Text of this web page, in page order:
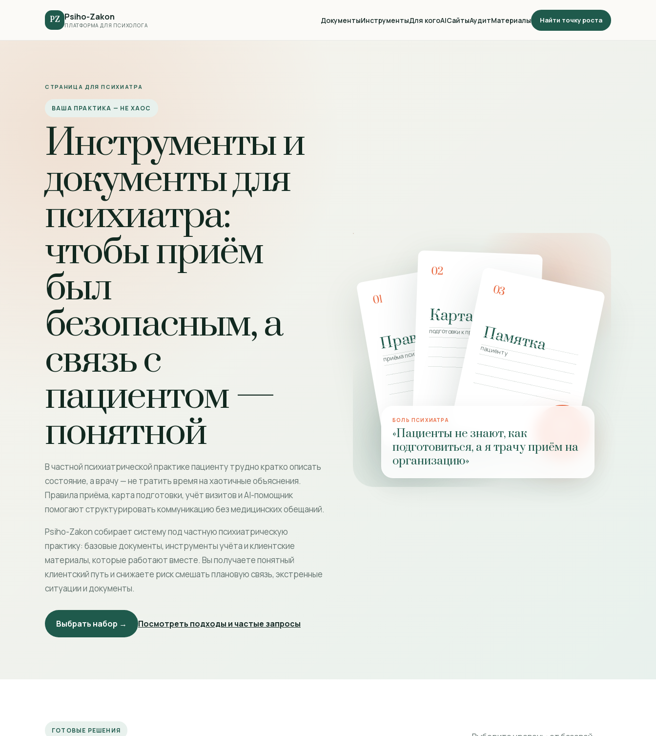
PZ Psiho-Zakon
ПЛАТФОРМА ДЛЯ ПСИХОЛОГА
ДокументыИнструментыДля когоAIСайтыАудитМатериалы Найти точку роста
СТРАНИЦА ДЛЯ ПСИХИАТРА
ВАША ПРАКТИКА — НЕ ХАОС
Инструменты и
документы для
психиатра:
чтобы приём
был
безопасным, а
связь с
пациентом —
понятной
В частной психиатрической практике пациенту трудно кратко описать
состояние, а врачу — не тратить время на хаотичные объяснения.
Правила приёма, карта подготовки, учёт визитов и AI-помощник
помогают структурировать коммуникацию без медицинских обещаний.
Psiho-Zakon собирает систему под частную психиатрическую
практику: базовые документы, инструменты учёта и клиентские
материалы, которые работают вместе. Вы получаете понятный
клиентский путь и снижаете риск смешать плановую связь, экстренные
ситуации и документы.
Выбрать набор → Посмотреть подходы и частые запросы
01
Правила
приёма психиатра
02
Карта
подготовки к приёму
03
Памятка
пациенту
ПРАКТИКИ
БОЛЬ ПСИХИАТРА
«Пациенты не знают, как
подготовиться, а я трачу приём на
организацию»
ГОТОВЫЕ РЕШЕНИЯ